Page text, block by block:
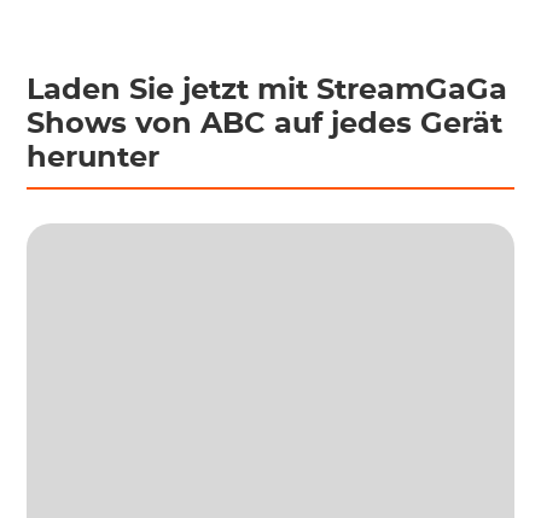
Laden Sie jetzt mit StreamGaGa
Shows von ABC auf jedes Gerät
herunter